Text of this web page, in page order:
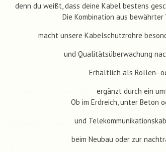
denn du weißt, dass deine Kabel bestens
Die Kombination aus
macht unsere Kabelschutzrohre
und Qualitätsüberwachung
Erhältlich als Rollen-
ergänzt durch ein
Ob im Erdreich, unter Beton
und
beim Neubau oder zur